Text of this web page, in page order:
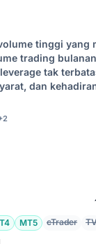
tinggi yang
trading
tak
dan
MT5 cTrader